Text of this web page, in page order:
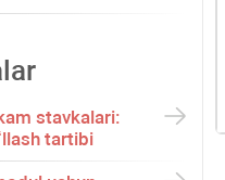
stavkalari:
tartibi